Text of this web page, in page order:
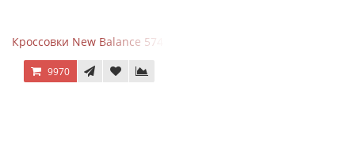
Кроссовки New Balance 574 Umber Black
9970